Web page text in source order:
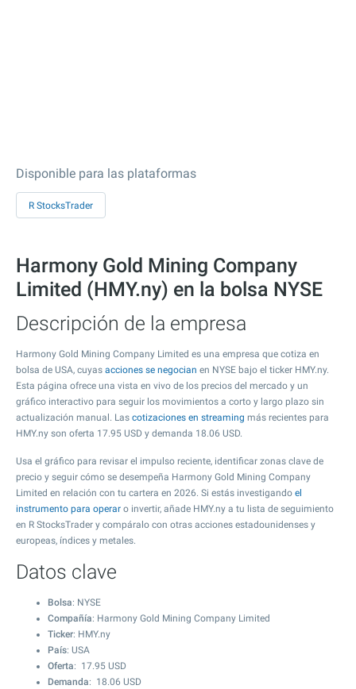
Disponible para las plataformas
R StocksTrader
Harmony Gold Mining Company
Limited (HMY.ny) en la bolsa NYSE
Descripción de la empresa
Harmony Gold Mining Company Limited es una empresa que cotiza en
bolsa de USA, cuyas acciones se negocian en NYSE bajo el ticker HMY.ny.
Esta página ofrece una vista en vivo de los precios del mercado y un
gráfico interactivo para seguir los movimientos a corto y largo plazo sin
actualización manual. Las cotizaciones en streaming más recientes para
HMY.ny son oferta 17.95 USD y demanda 18.06 USD.
Usa el gráfico para revisar el impulso reciente, identificar zonas clave de
precio y seguir cómo se desempeña Harmony Gold Mining Company
Limited en relación con tu cartera en 2026. Si estás investigando el
instrumento para operar o invertir, añade HMY.ny a tu lista de seguimiento
en R StocksTrader y compáralo con otras acciones estadounidenses y
europeas, índices y metales.
Datos clave
Bolsa: NYSE
Compañía: Harmony Gold Mining Company Limited
Ticker: HMY.ny
País: USA
Oferta: 17.95 USD
Demanda: 18.06 USD